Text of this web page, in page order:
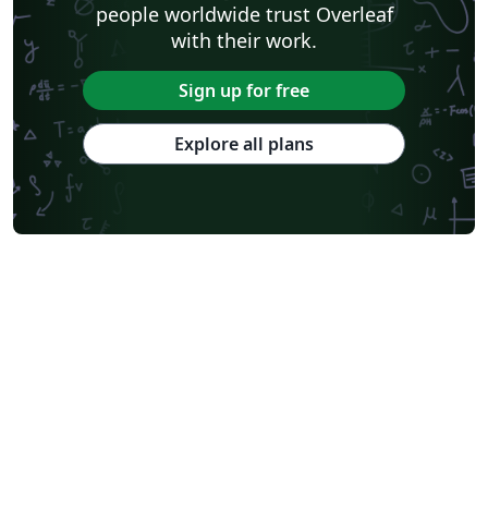
people worldwide trust Overleaf
with their work.
Sign up for free
Explore all plans